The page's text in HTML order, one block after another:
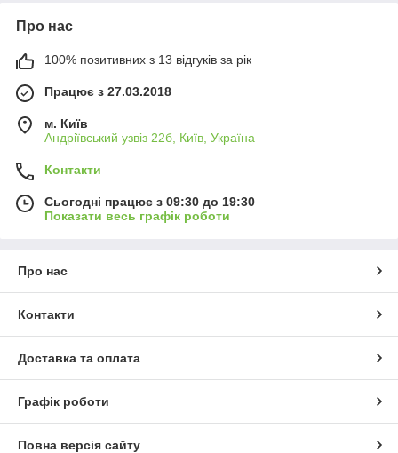
Про нас
100% позитивних з 13 відгуків за рік
Працює з 27.03.2018
м. Київ
Андріївський узвіз 22б, Київ, Україна
Контакти
Сьогодні працює з 09:30 до 19:30
Показати весь графік роботи
Про нас
Контакти
Доставка та оплата
Графік роботи
Повна версія сайту